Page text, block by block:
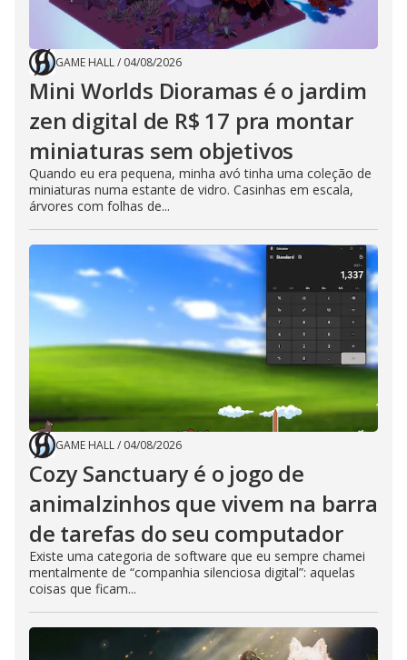
GAME HALL/ 04/08/2026
Mini Worlds Dioramas é o jardim
zen digital de R$ 17 pra montar
miniaturas sem objetivos
Quando eu era pequena, minha avó tinha uma coleção de
miniaturas numa estante de vidro. Casinhas em escala,
árvores com folhas de...
GAME HALL/ 04/08/2026
Cozy Sanctuary é o jogo de
animalzinhos que vivem na barra
de tarefas do seu computador
Existe uma categoria de software que eu sempre chamei
mentalmente de “companhia silenciosa digital”: aquelas
coisas que ficam...